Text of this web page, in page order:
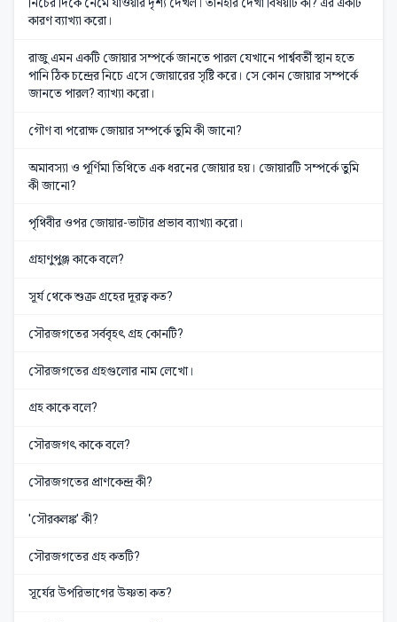
নিচের দিকে নেমে যাওয়ার দৃশ্য দেখল। তানহার দেখা বিষয়টি কী? এর একটি
কারণ ব্যাখ্যা করো।
রাজু এমন একটি জোয়ার সম্পর্কে জানতে পারল যেখানে পার্শ্ববর্তী স্থান হতে
পানি ঠিক চন্দ্রের নিচে এসে জোয়ারের সৃষ্টি করে। সে কোন জোয়ার সম্পর্কে
জানতে পারল? ব্যাখ্যা করো।
গৌণ বা পরোক্ষ জোয়ার সম্পর্কে তুমি কী জানো?
অমাবস্যা ও পূর্ণিমা তিথিতে এক ধরনের জোয়ার হয়। জোয়ারটি সম্পর্কে তুমি
কী জানো?
পৃথিবীর ওপর জোয়ার-ভাটার প্রভাব ব্যাখ্যা করো।
গ্রহাণুপুঞ্জ কাকে বলে?
সূর্য থেকে শুক্র গ্রহের দূরত্ব কত?
সৌরজগতের সর্ববৃহৎ গ্রহ কোনটি?
সৌরজগতের গ্রহগুলোর নাম লেখো।
গ্রহ কাকে বলে?
সৌরজগৎ কাকে বলে?
সৌরজগতের প্রাণকেন্দ্র কী?
'সৌরকলঙ্ক' কী?
সৌরজগতের গ্রহ কতটি?
সূর্যের উপরিভাগের উষ্ণতা কত?